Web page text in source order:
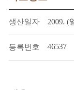
생산일자 2009. (
등록번호 46537